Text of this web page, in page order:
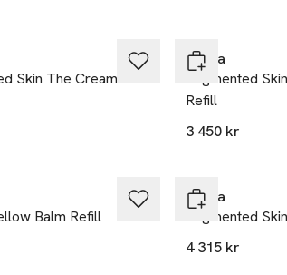
Skin The Cream
Prada
Augmented
Refill
3 450 kr
Balm Refill
Prada
Augmented
4 315 kr